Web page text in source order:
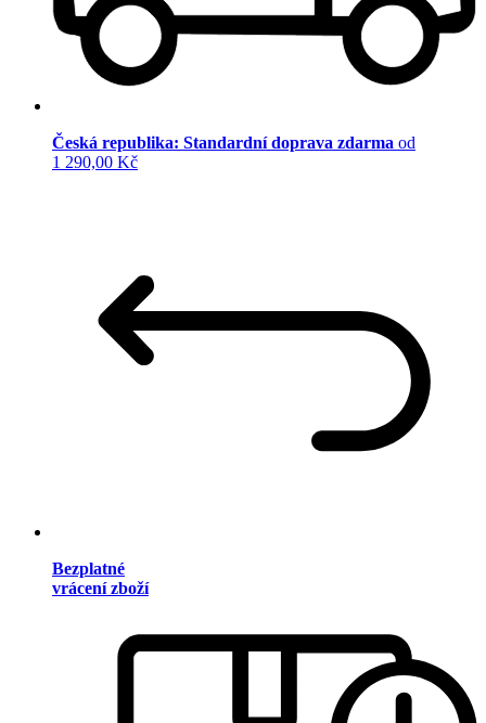
Česká republika: Standardní doprava zdarma od
1 290,00 Kč
Bezplatné
vrácení zboží